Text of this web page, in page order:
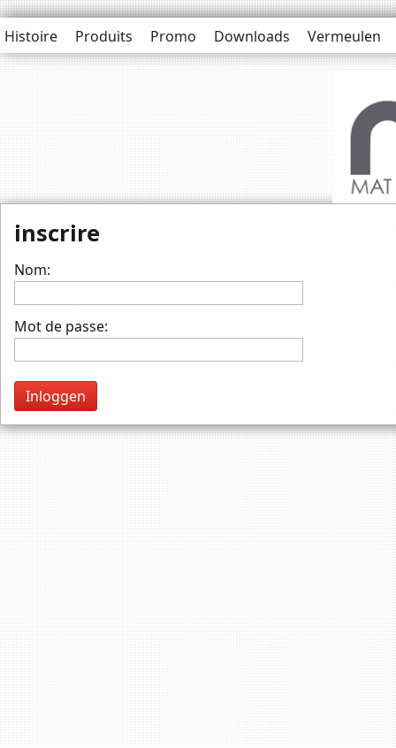
Histoire Produits Promo Downloads Vermeulen
inscrire
Nom:
Mot de passe: